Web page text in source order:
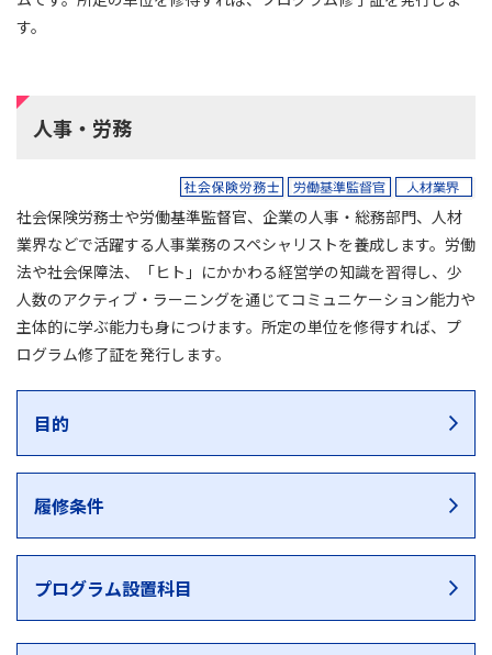
す。
人事・労務
社会保険労務士や労働基準監督官、企業の人事・総務部門、人材
業界などで活躍する人事業務のスペシャリストを養成します。労働
法や社会保障法、「ヒト」にかかわる経営学の知識を習得し、少
人数のアクティブ・ラーニングを通じてコミュニケーション能力や
主体的に学ぶ能力も身につけます。所定の単位を修得すれば、プ
ログラム修了証を発行します。
目的
履修条件
プログラム設置科目